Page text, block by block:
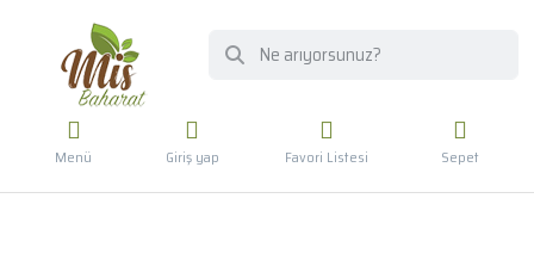
Menü Giriş yap Favori Listesi Sepet